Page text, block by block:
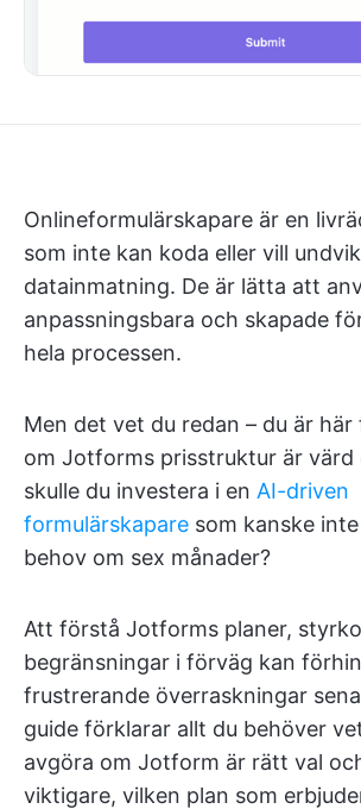
Onlineformulärskapare är en
som inte kan koda eller vill
datainmatning. De är lätta att
anpassningsbara och skapade
hela processen.
Men det vet du redan – du är
om Jotforms prisstruktur är värd
skulle du investera i en AI-driven
formulärskapare som kanske
behov om sex månader?
Att förstå Jotforms planer,
begränsningar i förväg kan
frustrerande överraskningar
guide förklarar allt du behöver
avgöra om Jotform är rätt val
viktigare, vilken plan som